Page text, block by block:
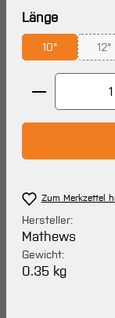
Länge
10" 12"
Produkt
Zum Merkzettel
Hersteller:
Mathews
Gewicht:
0.35 kg